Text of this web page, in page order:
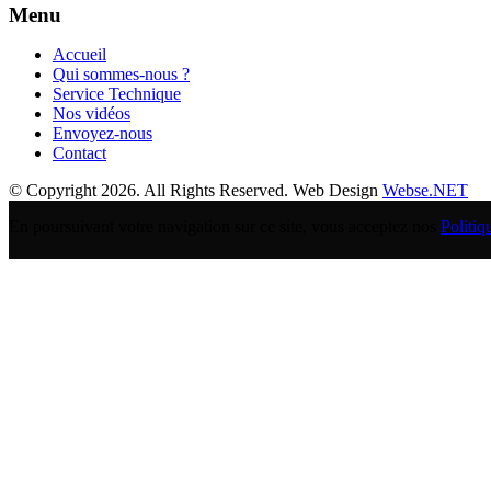
Menu
Accueil
Qui sommes-nous ?
Service Technique
Nos vidéos
Envoyez-nous
Contact
© Copyright 2026. All Rights Reserved. Web Design Webse.NET